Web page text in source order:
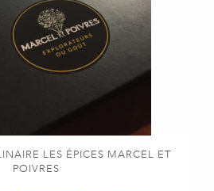
LES ÉPICES MARCEL ET
POIVRES